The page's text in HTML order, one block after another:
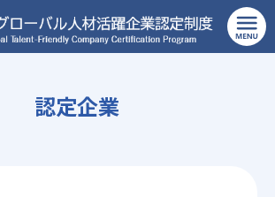
セムコ株式会社
認定企業